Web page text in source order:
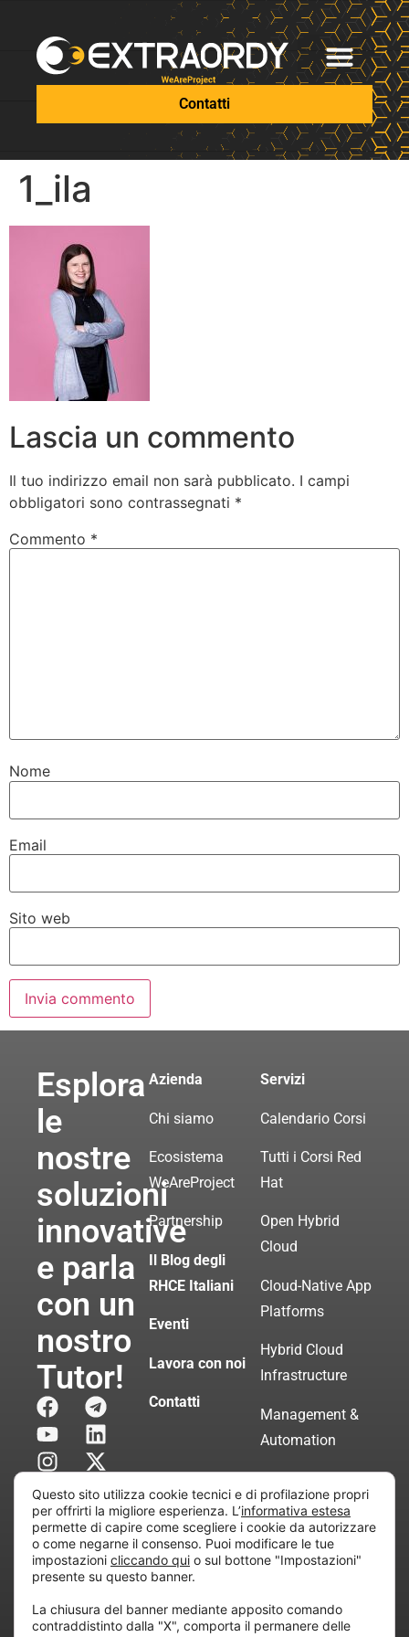
Contatti
1_ila
Lascia un commento
Il tuo indirizzo email non sarà pubblicato. I campi
obbligatori sono contrassegnati *
Commento *
Nome
Email
Sito web
Esplora
le
nostre
soluzioni
innovative
e parla
con un
nostro
Tutor!
Azienda
Chi siamo
Ecosistema
WeAreProject
Partnership
Il Blog degli
RHCE Italiani
Eventi
Lavora con noi
Contatti
Servizi
Calendario Corsi
Tutti i Corsi Red
Hat
Open Hybrid
Cloud
Cloud-Native App
Platforms
Hybrid Cloud
Infrastructure
Management &
Automation
Servizi di
Consulenza
Certificata
all’attività di direzione e coordinamento di “Project
Questo sito utilizza cookie tecnici e di profilazione propri
per offrirti la migliore esperienza. L’informativa estesa
permette di capire come scegliere i cookie da autorizzare
o come negarne il consenso. Puoi modificare le tue
impostazioni cliccando qui o sul bottone "Impostazioni"
presente su questo banner.
La chiusura del banner mediante apposito comando
contraddistinto dalla "X", comporta il permanere delle